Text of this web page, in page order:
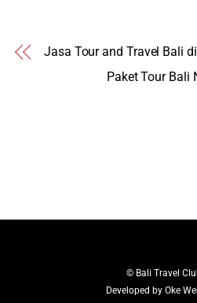
Jasa Tour and Travel Bali
Paket Tour Bali
© Bali Travel
Developed by Oke